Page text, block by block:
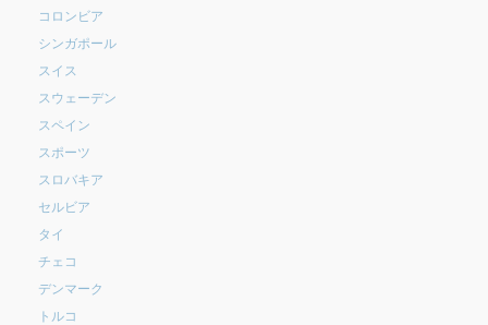
コロンビア
シンガポール
スイス
スウェーデン
スペイン
スポーツ
スロバキア
セルビア
タイ
チェコ
デンマーク
トルコ